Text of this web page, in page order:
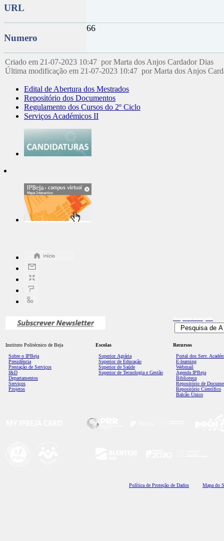
URL
Numero
66
Criado em 21-07-2023 10:47 por Marta dos Anjos Cardador Dias
Última modificação em 21-07-2023 10:47 por Marta dos Anjos
Edital de Abertura dos Mestrados
Repositório dos Documentos
Regulamento dos Cursos do 2º Ciclo
Serviços Académicos II
Instituto Politécnico de Beja
Sobre o IPBeja
Presidência
Prestação de Serviços
I&D
Departamentos
Serviços
Projetos
Escolas
Superior Agrária
Superior de Educação
Superior de Saúde
Superior de Tecnologia e Gestão
Recursos
Portal dos Serv.
E-learning
Webmail
Agenda IPBeja
Biblioteca
Repositório de
Repositório Científico
Balcão Único
Política de Proteção de Dados Mapa do